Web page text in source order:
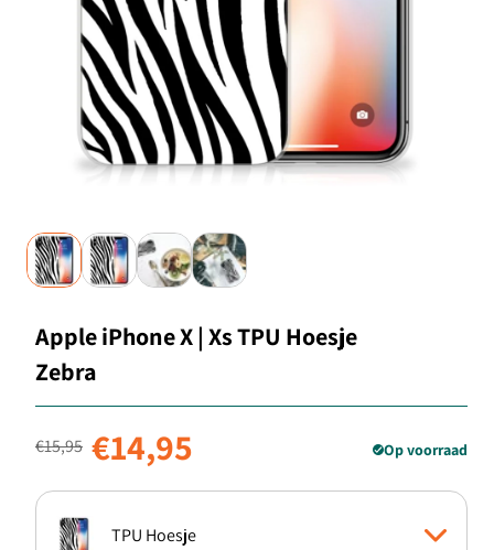
Apple iPhone X | Xs TPU Hoesje
Zebra
Normale prijs
€15,95
Aanbiedingsprijs
€14,95 Op voorraad
TPU Hoesje